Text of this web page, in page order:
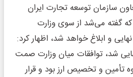
سازمان توسعه تجارت ایران
که گفته می‌شد از سوی وزارت
و ابلاغ خواهد شد، اظهار کرد:
شد، توافقات میان وزارت صمت
تأمین و تخصیص ارز بود و قرار